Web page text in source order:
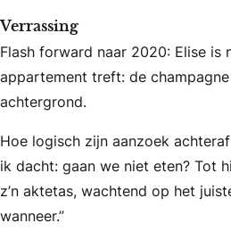
Verrassing
Flash forward naar 2020: Elise is
appartement treft: de
achtergrond.
Hoe logisch zijn aanzoek
ik dacht: gaan we niet eten? Tot
z’n aktetas, wachtend op het
wanneer.”